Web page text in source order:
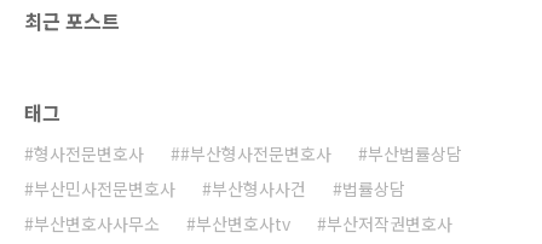
최근 포스트
태그
형사전문변호사 #부산형사전문변호사
부산법률상담
부산민사전문변호사
부산형사사건
법률상담
부산변호사사무소
부산변호사tv
부산저작권변호사